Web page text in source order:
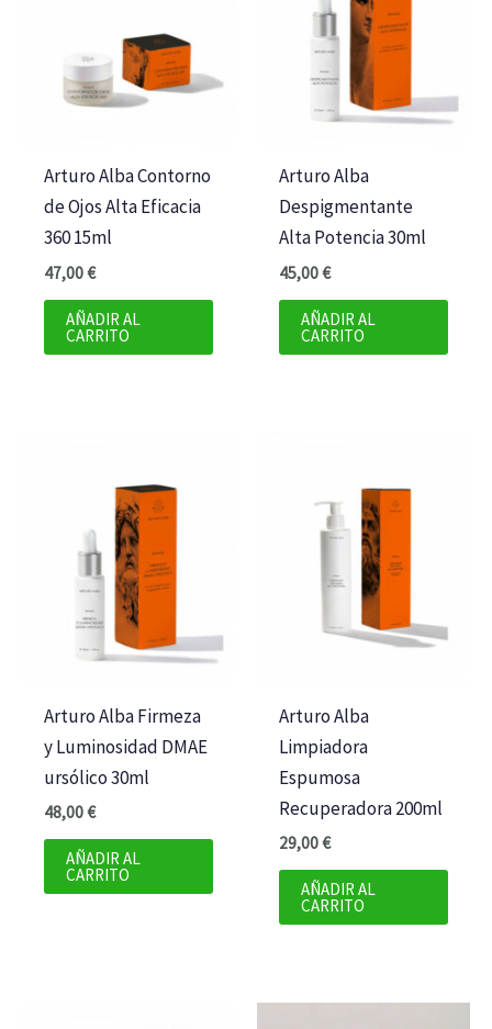
Arturo Alba Contorno
de Ojos Alta Eficacia
360 15ml
47,00€
AÑADIR AL
CARRITO
Arturo Alba
Despigmentante
Alta Potencia 30ml
45,00€
AÑADIR AL
CARRITO
Arturo Alba Firmeza
y Luminosidad DMAE
ursólico 30ml
48,00€
AÑADIR AL
CARRITO
Arturo Alba
Limpiadora
Espumosa
Recuperadora 200ml
29,00€
AÑADIR AL
CARRITO